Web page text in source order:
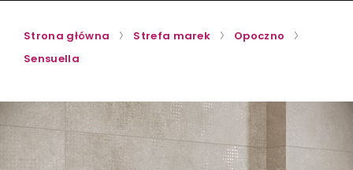
Strona główna Strefa marek
Opoczno
Sensuella